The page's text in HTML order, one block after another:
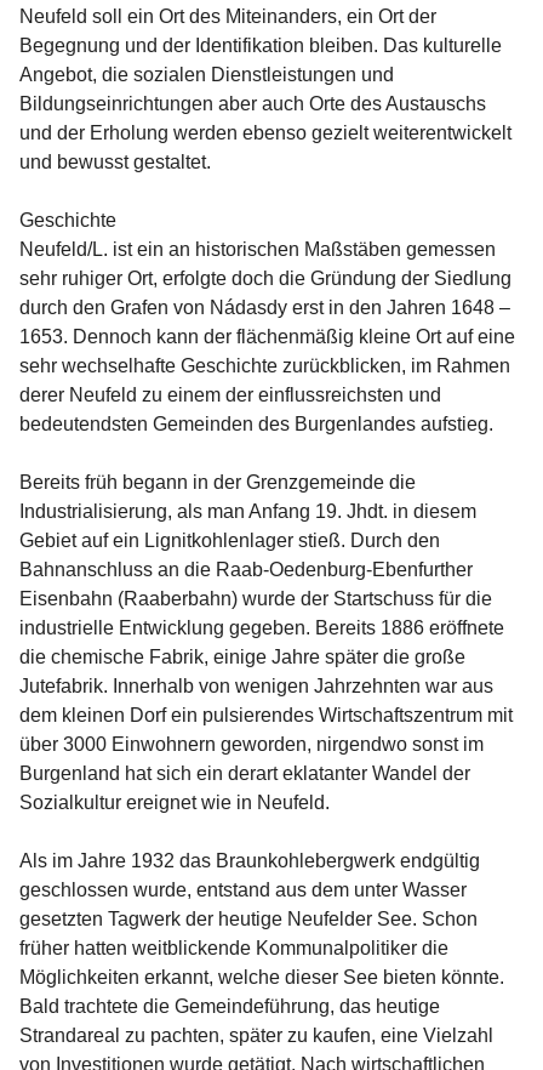
Neufeld soll ein Ort des Miteinanders, ein Ort der
Begegnung und der Identifikation bleiben. Das kulturelle
Angebot, die sozialen Dienstleistungen und
Bildungseinrichtungen aber auch Orte des Austauschs
und der Erholung werden ebenso gezielt weiterentwickelt
und bewusst gestaltet.
Geschichte
Neufeld/L. ist ein an historischen Maßstäben gemessen
sehr ruhiger Ort, erfolgte doch die Gründung der Siedlung
durch den Grafen von Nádasdy erst in den Jahren 1648 –
1653. Dennoch kann der flächenmäßig kleine Ort auf eine
sehr wechselhafte Geschichte zurückblicken, im Rahmen
derer Neufeld zu einem der einflussreichsten und
bedeutendsten Gemeinden des Burgenlandes aufstieg.
Bereits früh begann in der Grenzgemeinde die
Industrialisierung, als man Anfang 19. Jhdt. in diesem
Gebiet auf ein Lignitkohlenlager stieß. Durch den
Bahnanschluss an die Raab-Oedenburg-Ebenfurther
Eisenbahn (Raaberbahn) wurde der Startschuss für die
industrielle Entwicklung gegeben. Bereits 1886 eröffnete
die chemische Fabrik, einige Jahre später die große
Jutefabrik. Innerhalb von wenigen Jahrzehnten war aus
dem kleinen Dorf ein pulsierendes Wirtschaftszentrum mit
über 3000 Einwohnern geworden, nirgendwo sonst im
Burgenland hat sich ein derart eklatanter Wandel der
Sozialkultur ereignet wie in Neufeld.
Als im Jahre 1932 das Braunkohlebergwerk endgültig
geschlossen wurde, entstand aus dem unter Wasser
gesetzten Tagwerk der heutige Neufelder See. Schon
früher hatten weitblickende Kommunalpolitiker die
Möglichkeiten erkannt, welche dieser See bieten könnte.
Bald trachtete die Gemeindeführung, das heutige
Strandareal zu pachten, später zu kaufen, eine Vielzahl
von Investitionen wurde getätigt. Nach wirtschaftlichen